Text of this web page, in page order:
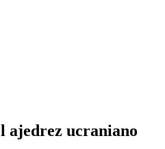
ajedrez ucraniano